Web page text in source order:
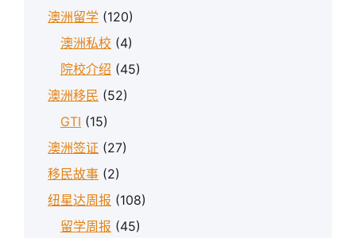
澳洲留学 (120)
澳洲私校 (4)
院校介绍 (45)
澳洲移民 (52)
GTI (15)
澳洲签证 (27)
移民故事 (2)
纽星达周报 (108)
留学周报 (45)